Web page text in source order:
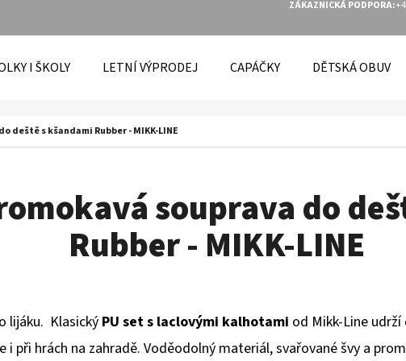
ZÁKAZNICKÁ PODPORA:
I ŠKOLY LETNÍ VÝPRODEJ CAPÁČKY DĚTSKÁ OBUV
deště s kšandami Rubber - MIKK-LINE
souprava do
Rubber - MIKK-LINE
lijáku. KlasickýPU set s laclovými kalhotami od Mikk-Line
i při hrách na zahradě. Voděodolný materiál, svařované švy a
DOPORUČUJEME